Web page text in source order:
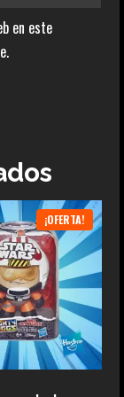
en este
¡OFERTA!